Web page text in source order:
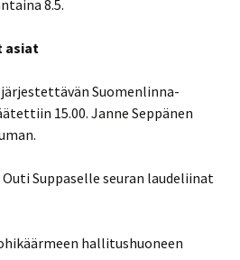
8.5.
asiat
Suomenlinna-
15.00. Janne Seppänen
Suppaselle seuran laudeliinat
hallitushuoneen